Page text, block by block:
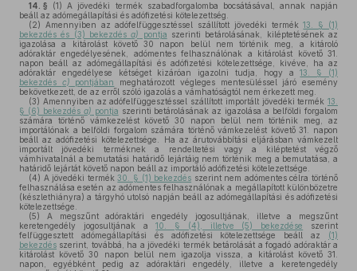
14. § (1) A jövedéki termék szabadforgalomba bocsátásával, annak napján
beáll az adómegállapítási és adófizetési kötelezettség.
(2) Amennyiben az adófelfüggesztéssel szállított jövedéki termék13. § (1)
bekezdés és (3) bekezdésa) pontja szerinti betárolásának, kiléptetésének az
igazolása a kitárolást követő 30 napon belül nem történik meg, a kitároló
adóraktár engedélyesének, adómentes felhasználónak a kitárolást követő 31.
napon beáll az adómegállapítási és adófizetési kötelezettsége, kivéve, ha az
adóraktár engedélyese kétséget kizáróan igazolni tudja, hogy a13. § (1)
bekezdés c) pontjában
meghatározott végleges mentesüléssel járó esemény
bekövetkezett, de az erről szóló igazolás a vámhatóságtól nem érkezett meg.
(3) Amennyiben az adófelfüggesztéssel szállított importált jövedéki termék 13.
§ (6) bekezdés a) pontja szerinti betárolásának az igazolása a belföldi forgalom
számára történő vámkezelést követő 30 napon belül nem történik meg, az
importálónak a belföldi forgalom számára történő vámkezelést követő 31. napon
beáll az adófizetési kötelezettsége. Ha az árutovábbítási eljárásban vámkezelt
importált jövedéki terméknek a rendeltetési vagy a kiléptetést végző
vámhivatalnál a bemutatási határidő lejártáig nem történik meg a bemutatása, a
határidő lejártát követő napon beáll az importáló adófizetési kötelezettsége.
(4) A jövedéki termék30. § (1) bekezdés szerint nem adómentes célra történő
felhasználása esetén az adómentes felhasználónak a megállapított különbözetre
(készlethiányra) a tárgyhó utolsó napján beáll az adómegállapítási és adófizetési
kötelezettsége.
(5) A megszűnt adóraktári engedély jogosultjának, illetve a megszűnt
keretengedély jogosultjának a10. § (4), illetve (5) bekezdése
szerint
felfüggesztett adómegállapítási és adófizetési kötelezettsége beáll az (1)
bekezdés szerint, továbbá, ha a jövedéki termék betárolását a fogadó adóraktár a
kitárolást követő 30 napon belül nem igazolja vissza, a kitárolást követő 31.
napon, egyébként pedig az adóraktári engedély, illetve a keretengedély